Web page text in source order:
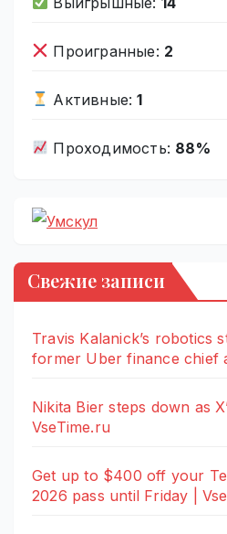
Проигранные: 2
Активные:1
Проходимость: 88%
Свежие записи
Travis Kalanick’s robotics
former Uber finance chief
Nikita Bier steps down as
VseTime.ru
Get up to $400 off your
2026 pass until Friday |